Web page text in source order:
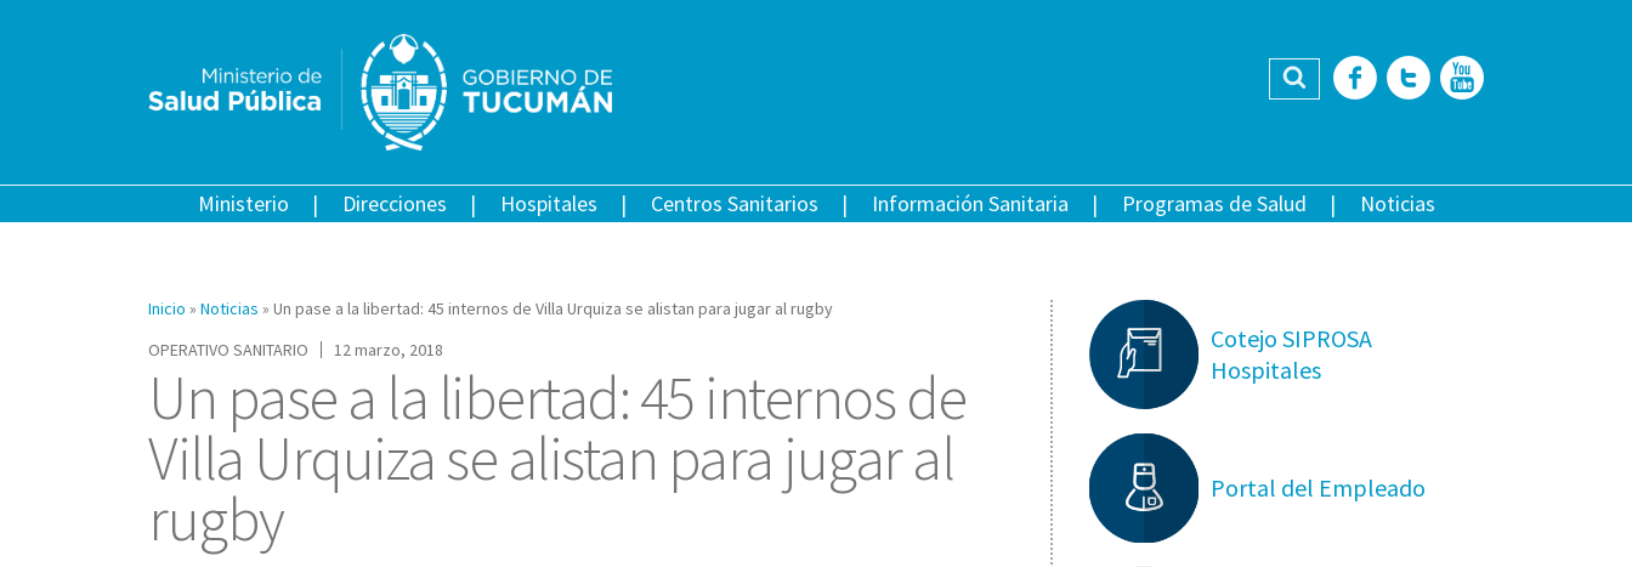
Buscar Facebook
Twitter
Ministerio Direcciones Hospitales Centros Sanitarios Información Sanitaria Programas de Salud Noticias
Inicio » Noticias » Un pase a la libertad: 45 internos de Villa Urquiza se alistan para jugar al rugby
OPERATIVO SANITARIO
12 marzo, 2018
Un pase a la libertad: 45 internos de
Villa Urquiza se alistan para jugar al
rugby
Cotejo SIPROSA
Hospitales
Portal del Empleado